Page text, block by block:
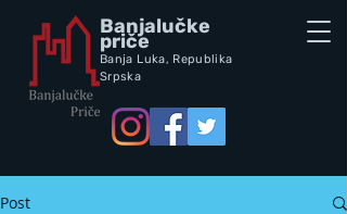
Banjalučke
priče
Banja Luka, Republika
Srpska
Post